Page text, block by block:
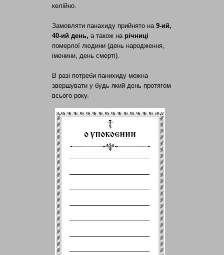
келійно.
Замовляти панахиду прийнято на 9-ий,
40-ий день, а також на річниці
померлої людини (день народження,
іменини, день смерті).
В разі потреби панихиду можна
звершувати у будь який день протягом
всього року.